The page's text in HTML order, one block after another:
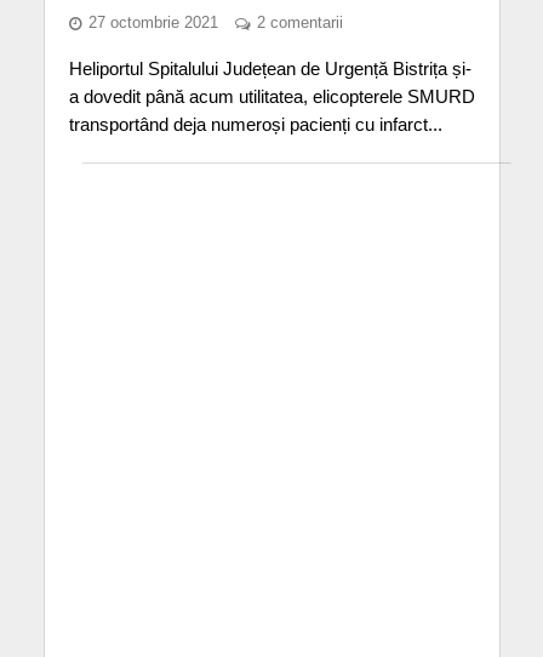
27 octombrie 2021 2 comentarii
Heliportul Spitalului Județean de Urgență Bistrița și-
a dovedit până acum utilitatea, elicopterele SMURD
transportând deja numeroși pacienți cu infarct...